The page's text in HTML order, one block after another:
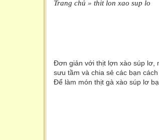
Trang chủ » thit lon xao sup lo
Đơn giản với thịt lợn xào súp lơ,
sưu tầm và chia sẻ các bạn cách
Để làm món thịt gà xào súp lơ